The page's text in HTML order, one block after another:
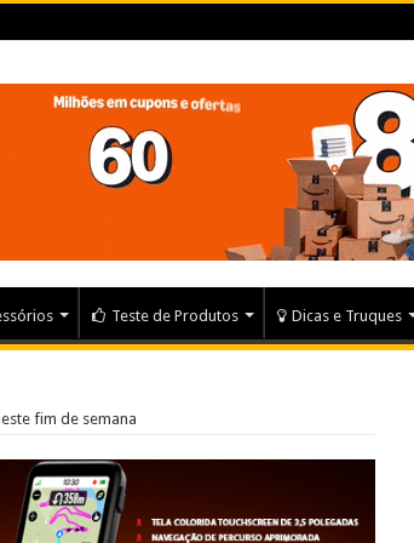
Teste de Produtos Dicas e Truques
fim de semana